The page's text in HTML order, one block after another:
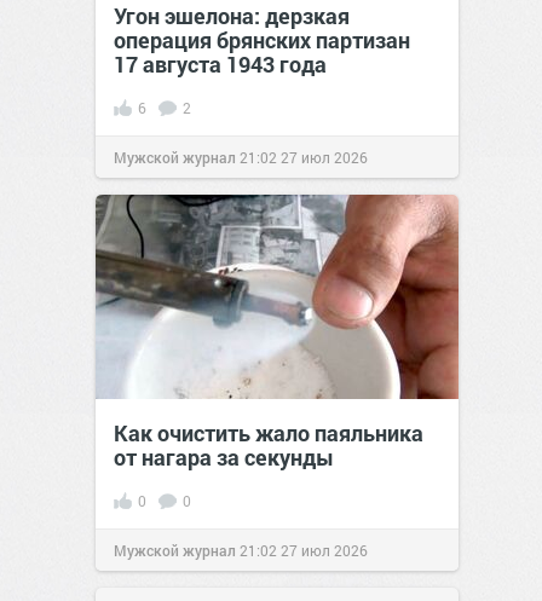
Угон эшелона: дерзкая
операция брянских партизан
17 августа 1943 года
6 2
Мужской журнал 21:02 27 июл 2026
Как очистить жало паяльника
от нагара за секунды
0 0
Мужской журнал 21:02 27 июл 2026